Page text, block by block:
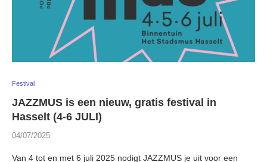
Festival
JAZZMUS is een nieuw, gratis festival in
Hasselt (4-6 JULI)
04/07/2025
Van 4 tot en met 6 juli 2025 nodigt JAZZMUS je uit voor een